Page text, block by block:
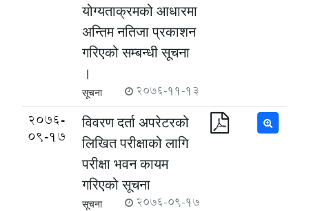
योग्यताक्रमको आधारमा
अन्तिम नतिजा प्रकाशन
गरिएको सम्बन्धी सूचना
।
सूचना 2076-11-13
2076-
09-17
विवरण दर्ता अपरेटरको
लिखित परीक्षाको लागि
परीक्षा भवन कायम
गरिएको सूचना
सूचना 2076-09-17